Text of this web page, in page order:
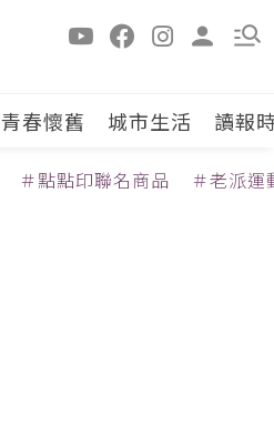
青春懷舊 城市生活 讀報
＃點點印聯名商品 ＃老派運